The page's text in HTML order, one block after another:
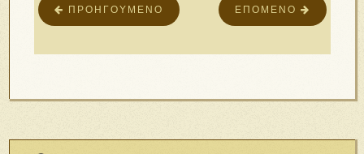
ΕΠΌΜΕΝΟ
ΠΡΟΗΓΟΎΜΕΝΟ